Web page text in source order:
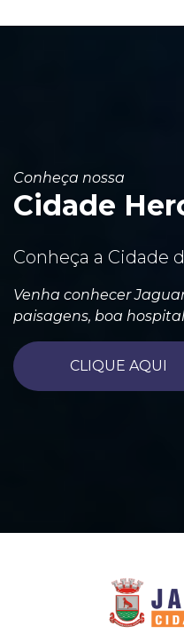
Conheça nossa
Cidade
Conheça a Cidade
Venha conhecer
paisagens, boa
CLIQUE AQUI